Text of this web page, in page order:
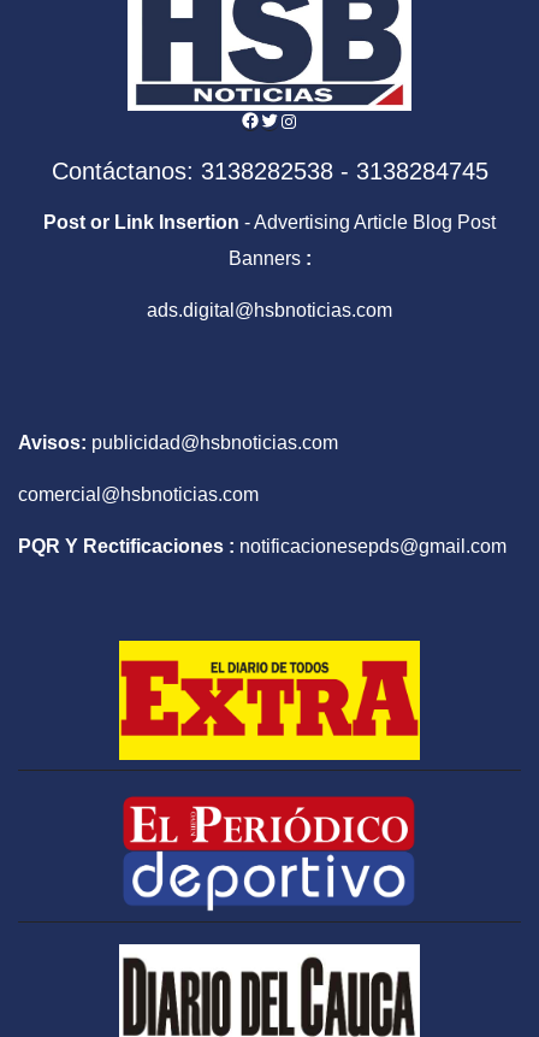
Facebook
Twitter
Instagram
Contáctanos: 3138282538 - 3138284745
Post or Link Insertion - Advertising Article Blog Post
Banners :
ads.digital@hsbnoticias.com
Avisos: publicidad@hsbnoticias.com
comercial@hsbnoticias.com
PQR Y Rectificaciones : notificacionesepds@gmail.com